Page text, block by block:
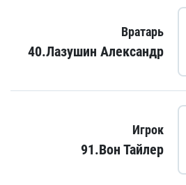
Вратарь
40.Лазушин Александр
Игрок
91.Вон Тайлер